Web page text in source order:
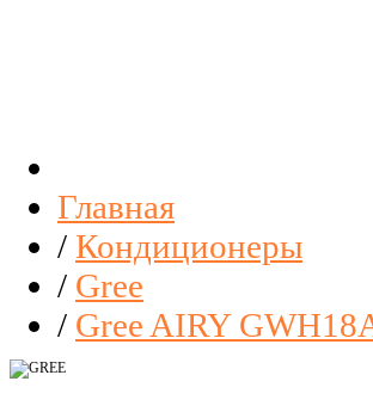
Главная
/ Кондиционеры
/ Gree
/ Gree AIRY